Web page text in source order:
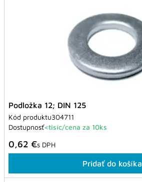
Podložka 12; DIN 125
Kód produktu304711
Dostupnosť<tisíc/cena za 10ks
0,62 €s DPH
Pridať do košíka